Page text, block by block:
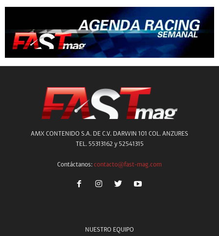
AMX CONTENIDO S.A. DE C.V. DARWIN 101 COL. ANZURES
TEL. 55313162 y 52541315
Contáctanos: contacto@fast-mag.com
NUESTRO EQUIPO